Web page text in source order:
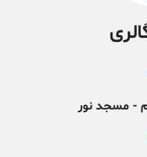
- مسجد نور